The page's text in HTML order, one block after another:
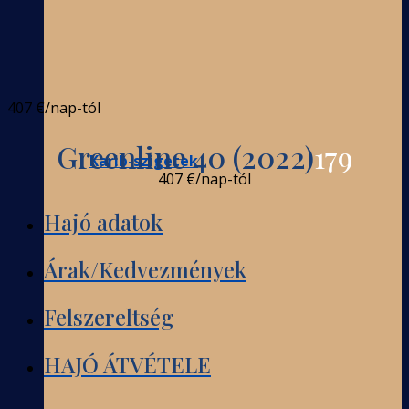
Karib-szigetek
407 €/nap-tól
Greenline 40 (2022)179
407 €/nap-tól
Hajó adatok
Árak/Kedvezmények
Felszereltség
HAJÓ ÁTVÉTELE